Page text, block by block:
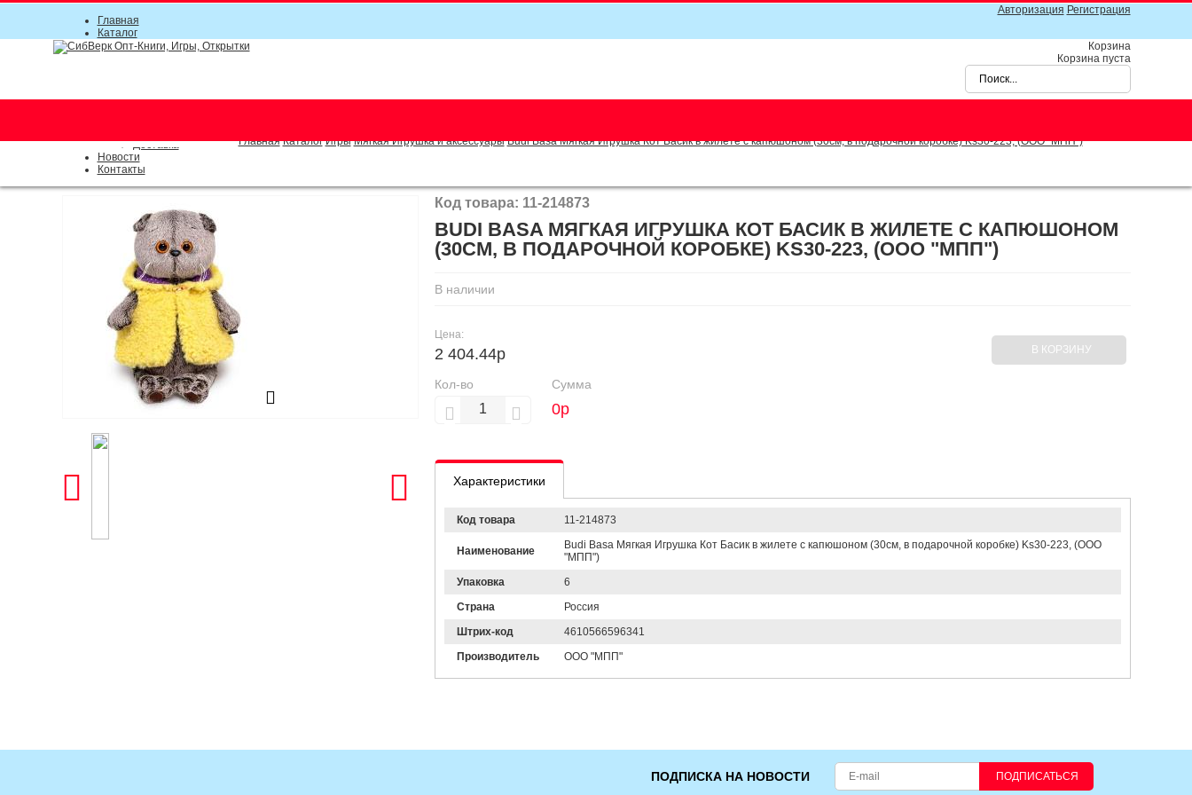
Авторизация Регистрация
Главная
Каталог
Прайс-листы
Доставка
Новости
Контакты
Корзина
Корзина пуста
Главная Каталог Игры Мягкая Игрушка и аксессуары Budi Basa Мягкая Игрушка Кот Басик в жилете с капюшоном (30см, в подарочной коробке) Ks30-223, (ООО "МПП")
Код товара: 11-214873
BUDI BASA МЯГКАЯ ИГРУШКА КОТ БАСИК В ЖИЛЕТЕ С КАПЮШОНОМ
(30СМ, В ПОДАРОЧНОЙ КОРОБКЕ) KS30-223, (ООО "МПП")
В наличии
Цена:
2 404.44р
Кол-во Сумма
0р
В КОРЗИНУ
Характеристики
Код товара 11-214873
Наименование
Budi Basa Мягкая Игрушка Кот Басик в жилете с капюшоном (30см, в подарочной коробке) Ks30-223, (ООО
"МПП")
Упаковка
6
Страна
Россия
Штрих-код
4610566596341
Производитель
ООО "МПП"
ПОДПИСКА НА НОВОСТИ ПОДПИСАТЬСЯ